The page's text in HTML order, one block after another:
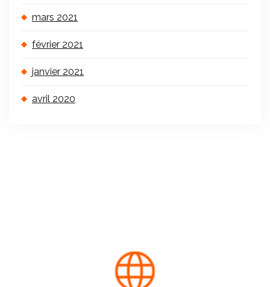
mars 2021
février 2021
janvier 2021
avril 2020